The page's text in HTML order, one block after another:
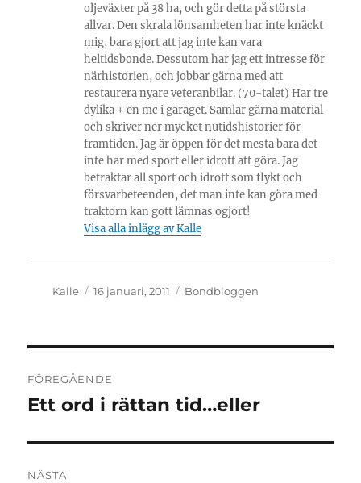
oljeväxter på 38 ha, och gör detta på största
allvar. Den skrala lönsamheten har inte knäckt
mig, bara gjort att jag inte kan vara
heltidsbonde. Dessutom har jag ett intresse för
närhistorien, och jobbar gärna med att
restaurera nyare veteranbilar. (70-talet) Har tre
dylika + en mc i garaget. Samlar gärna material
och skriver ner mycket nutidshistorier för
framtiden. Jag är öppen för det mesta bara det
inte har med sport eller idrott att göra. Jag
betraktar all sport och idrott som flykt och
försvarbeteenden, det man inte kan göra med
traktorn kan gott lämnas ogjort!
Visa alla inlägg av Kalle
Författare
Kalle
Publicerat
16 januari, 2011 Kategorier
Bondbloggen
FÖREGÅENDE
Föregående
Ett ord i rättan tid…eller
NÄSTA